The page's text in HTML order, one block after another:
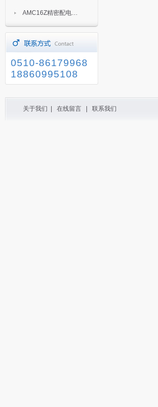
AMC16Z精密配电监控装置
0510-86179968
18860995108
关于我们 在线留言 联系我们